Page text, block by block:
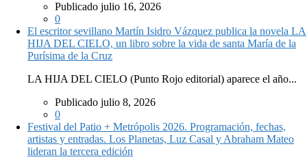
Publicado julio 16, 2026
0
El escritor sevillano Martín Isidro Vázquez publica la novela LA
HIJA DEL CIELO, un libro sobre la vida de santa María de la
Purísima de la Cruz
LA HIJA DEL CIELO (Punto Rojo editorial) aparece el año...
Publicado julio 8, 2026
0
Festival del Patio + Metrópolis 2026. Programación, fechas,
artistas y entradas. Los Planetas, Luz Casal y Abraham Mateo
lideran la tercera edición